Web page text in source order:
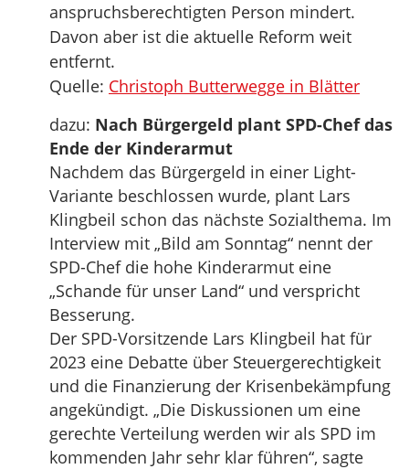
anspruchsberechtigten Person mindert.
Davon aber ist die aktuelle Reform weit
entfernt.
Quelle: Christoph Butterwegge in Blätter
dazu: Nach Bürgergeld plant SPD-Chef das
Ende der Kinderarmut
Nachdem das Bürgergeld in einer Light-
Variante beschlossen wurde, plant Lars
Klingbeil schon das nächste Sozialthema. Im
Interview mit „Bild am Sonntag“ nennt der
SPD-Chef die hohe Kinderarmut eine
„Schande für unser Land“ und verspricht
Besserung.
Der SPD-Vorsitzende Lars Klingbeil hat für
2023 eine Debatte über Steuergerechtigkeit
und die Finanzierung der Krisenbekämpfung
angekündigt. „Die Diskussionen um eine
gerechte Verteilung werden wir als SPD im
kommenden Jahr sehr klar führen“, sagte